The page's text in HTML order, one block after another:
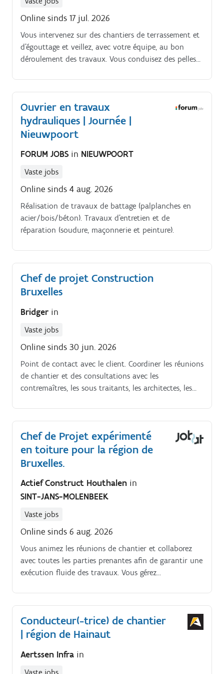
Online sinds 17 jul. 2026
Vous intervenez sur des chantiers de terrassement et
d'égouttage et veillez, avec votre équipe, au bon
déroulement des travaux. Vous conduisez des pelles
jusqu'à 14 tonnes.
Ouvrier en travaux
hydrauliques | Journée |
Nieuwpoort
FORUM JOBS in NIEUWPOORT
Vaste jobs
Online sinds 4 aug. 2026
Réalisation de travaux de battage (palplanches en
acier/bois/béton). Travaux d’entretien et de
réparation (soudure, maçonnerie et peinture).
Chef de projet Construction
Bruxelles
Bridger in
Vaste jobs
Online sinds 30 jun. 2026
Point de contact avec le client. Coordiner les réunions
de chantier et des consultations avec les
contremaîtres, les sous traitants, les architectes, les
publics, églises, bâtiments de bureaux et industriels…
Chef de Projet expérimenté
en toiture pour la région de
Bruxelles.
Actief Construct Houthalen in
SINT-JANS-MOLENBEEK
Vaste jobs
Online sinds 6 aug. 2026
Vous animez les réunions de chantier et collaborez
avec toutes les parties prenantes afin de garantir une
exécution fluide des travaux. Vous gérez
millions d’euros.
Conducteur(-trice) de chantier
| région de Hainaut
Aertssen Infra in
Vaste jobs